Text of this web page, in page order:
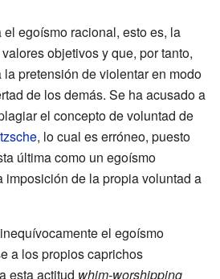
egoísmo racional, esto es, la
objetivos y que, por tanto,
pretensión de violentar en modo
de los demás. Se ha acusado a
el concepto de voluntad de
, lo cual es erróneo, puesto
última como un egoísmo
imposición de la propia voluntad a
el egoísmo
a los propios caprichos
esta actitud whim-worshipping